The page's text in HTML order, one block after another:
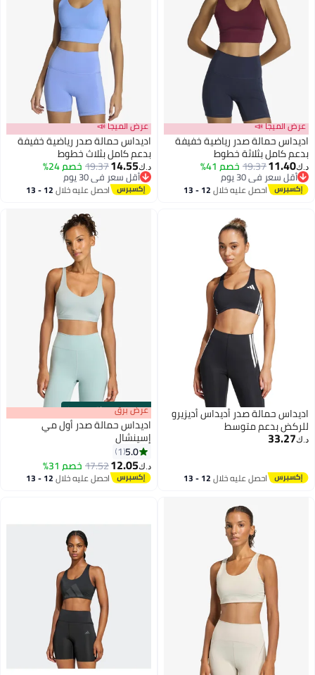
📣
حمالة صدر رياضية خفيفة
بثلاثة خطوط
19.37خصم 41%
في 30 يوم
في 30 يوم
احصل عليه خلال 12 - 13
عرض الميجا 📣
اديداس حمالة صدر رياضية خفيفة
بدعم كامل بثلاث خطوط
14.55
19.37خصم 24%
أقل سعر في 30 يوم
أقل سعر في 30 يوماحصل عليه خلال 12 - 13
حمالة صدر أديداس أديزيرو
بدعم متوسط
احصل عليه خلال 12 - 13
00m
·باقي 100% عرض برق
اديداس حمالة صدر أول مي
إسينشال
1
12.05
17.52خصم 31%
احصل عليه خلال 12 - 13